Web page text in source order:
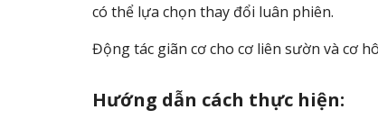
có thể lựa chọn thay đổi luân phiên.
Động tác giãn cơ cho cơ liên sườn và cơ
Hướng dẫn cách thực hiện: